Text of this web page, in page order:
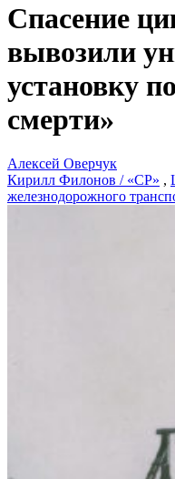
Спасение
вывозили
установку
смерти»
Алексей Оверчук
Кирилл Филонов / «СР» ,
железнодорожного